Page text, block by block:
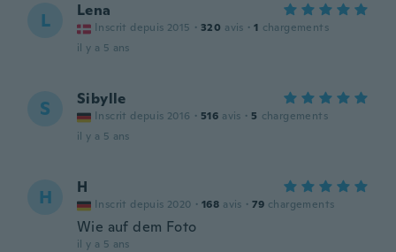
L Lena
Inscrit depuis 2015 · 320 avis · 1 chargements
il y a 5 ans
S Sibylle
Inscrit depuis 2016 · 516 avis · 5 chargements
il y a 5 ans
H H
Inscrit depuis 2020 · 168 avis · 79 chargements
Wie auf dem Foto
il y a 5 ans